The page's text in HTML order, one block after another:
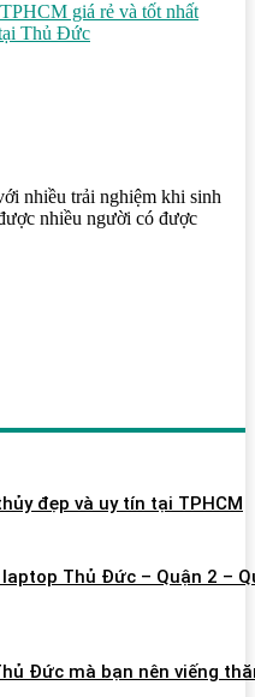
giá rẻ và tốt nhất
Thủ Đức
nhiều trải nghiệm khi sinh
nhiều người có được
đẹp và uy tín tại TPHCM
Thủ Đức – Quận 2 –
Đức mà bạn nên viếng